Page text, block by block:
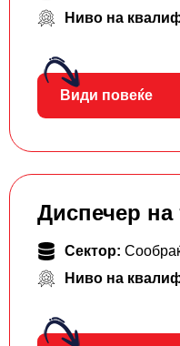
Ниво на
Види повеќе
Диспечер на
Сектор:
Ниво на